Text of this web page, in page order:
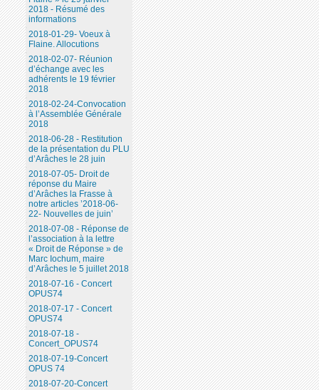
2018 - Résumé des
informations
2018-01-29- Voeux à
Flaine. Allocutions
2018-02-07- Réunion
d’échange avec les
adhérents le 19 février
2018
2018-02-24-Convocation
à l’Assemblée Générale
2018
2018-06-28 - Restitution
de la présentation du PLU
d’Arâches le 28 juin
2018-07-05- Droit de
réponse du Maire
d’Arâches la Frasse à
notre articles ’2018-06-
22- Nouvelles de juin’
2018-07-08 - Réponse de
l’association à la lettre
« Droit de Réponse » de
Marc Iochum, maire
d’Arâches le 5 juillet 2018
2018-07-16 - Concert
OPUS74
2018-07-17 - Concert
OPUS74
2018-07-18 -
Concert_OPUS74
2018-07-19-Concert
OPUS 74
2018-07-20-Concert